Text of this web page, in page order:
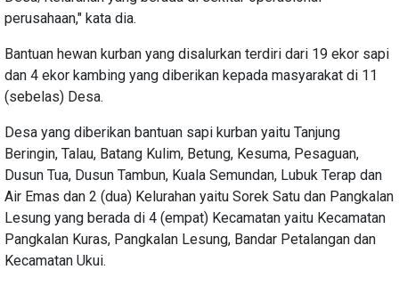
perusahaan," kata dia.
Bantuan hewan kurban yang disalurkan terdiri dari 19 ekor sapi
dan 4 ekor kambing yang diberikan kepada masyarakat di 11
(sebelas) Desa.
Desa yang diberikan bantuan sapi kurban yaitu Tanjung
Beringin, Talau, Batang Kulim, Betung, Kesuma, Pesaguan,
Dusun Tua, Dusun Tambun, Kuala Semundan, Lubuk Terap dan
Air Emas dan 2 (dua) Kelurahan yaitu Sorek Satu dan Pangkalan
Lesung yang berada di 4 (empat) Kecamatan yaitu Kecamatan
Pangkalan Kuras, Pangkalan Lesung, Bandar Petalangan dan
Kecamatan Ukui.